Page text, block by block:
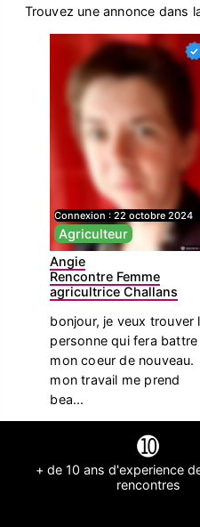
Trouvez une annonce dans
Connexion : 22 octobre 2024
Agriculteur
Angie
Rencontre Femme
agricultrice Challans
bonjour, je veux trouver
personne qui fera battre
mon coeur de nouveau.
mon travail me prend
bea...
➓
+ de 10 ans d'experience
rencontres